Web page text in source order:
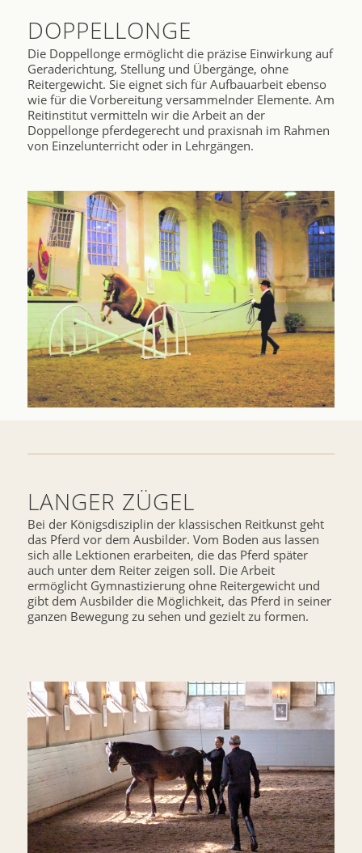
DOPPELLONGE
Die Doppellonge ermöglicht die präzise Einwirkung auf
Geraderichtung, Stellung und Übergänge, ohne
Reitergewicht. Sie eignet sich für Aufbauarbeit ebenso
wie für die Vorbereitung versammelnder Elemente. Am
Reitinstitut vermitteln wir die Arbeit an der
Doppellonge pferdegerecht und praxisnah im Rahmen
von Einzelunterricht oder in Lehrgängen.
LANGER ZÜGEL
Bei der Königsdisziplin der klassischen Reitkunst geht
das Pferd vor dem Ausbilder. Vom Boden aus lassen
sich alle Lektionen erarbeiten, die das Pferd später
auch unter dem Reiter zeigen soll. Die Arbeit
ermöglicht Gymnastizierung ohne Reitergewicht und
gibt dem Ausbilder die Möglichkeit, das Pferd in seiner
ganzen Bewegung zu sehen und gezielt zu formen.